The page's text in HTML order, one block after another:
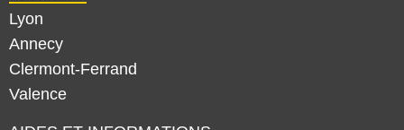
Lyon
Annecy
Clermont-Ferrand
Valence